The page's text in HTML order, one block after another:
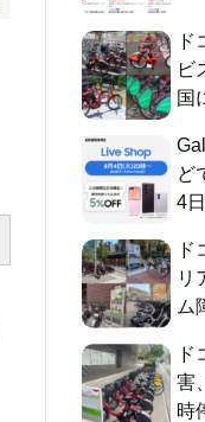
ド
ビ
国
ど
4
ド
リ
ム
ド
害
時